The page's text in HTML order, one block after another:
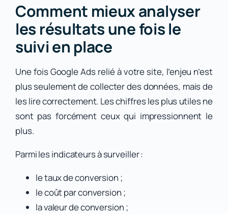
Comment mieux analyser
les résultats une fois le
suivi en place
Une fois Google Ads relié à votre site, l’enjeu n’est
plus seulement de collecter des données, mais de
les lire correctement. Les chiffres les plus utiles ne
sont pas forcément ceux qui impressionnent le
plus.
Parmi les indicateurs à surveiller :
le taux de conversion ;
le coût par conversion ;
la valeur de conversion ;